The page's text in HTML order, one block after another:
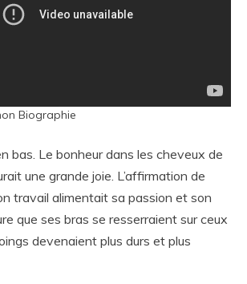
Biographie
bas. Le bonheur dans les cheveux de
une grande joie. L’affirmation de
travail alimentait sa passion et son
que ses bras se resserraient sur ceux
devenaient plus durs et plus